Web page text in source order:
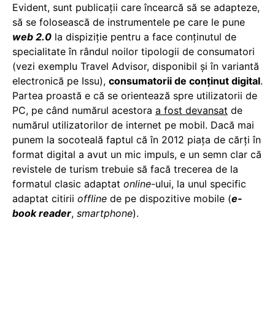
Evident, sunt publicaţii care încearcă să se adapteze,
să se folosească de instrumentele pe care le pune
web 2.0 la dispiziţie pentru a face conţinutul de
specialitate în rândul noilor tipologii de consumatori
(vezi exemplu Travel Advisor, disponibil și în variantă
electronică pe Issu), consumatorii de conţinut digital.
Partea proastă e că se orientează spre utilizatorii de
PC, pe când numărul acestora a fost devansat de
numărul utilizatorilor de internet pe mobil. Dacă mai
punem la socoteală faptul că în 2012 piața de cărți în
format digital a avut un mic impuls, e un semn clar că
revistele de turism trebuie să facă trecerea de la
formatul clasic adaptat online-ului, la unul specific
adaptat citirii offline de pe dispozitive mobile (e-
book reader, smartphone).